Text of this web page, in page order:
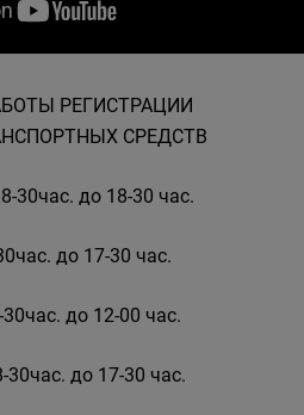
РЕГИСТРАЦИИ
СРЕДСТВ
30час. до 18-30 час.
до 17-30 час.
до 12-00 час.
до 17-30 час.